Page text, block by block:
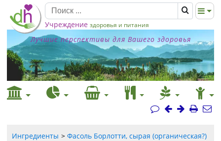
Учреждение здоровья и питания
Лучшие перспективы для Вашего здоровья
Ингредиенты
Фасоль Борлотти, сырая (органическая?)